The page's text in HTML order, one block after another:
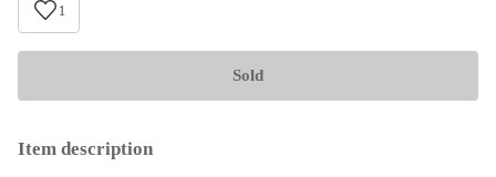
1
Sold
Item description